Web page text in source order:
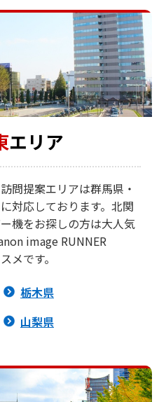
エリア
問提案エリアは群馬県・
対応しております。北関
機をお探しの方は大人気
image RUNNER
メです。
栃木県
山梨県